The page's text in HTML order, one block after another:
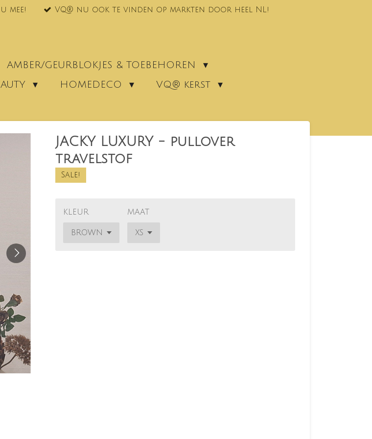
mee! VQ® nu ook te vinden op markten door heel NL!
AMBER/GEURBLOKJES & TOEBEHOREN
HOMEDECO
VQ® kerst
JACKY LUXURY - pullover
travelstof
Sale!
KLEUR MAAT